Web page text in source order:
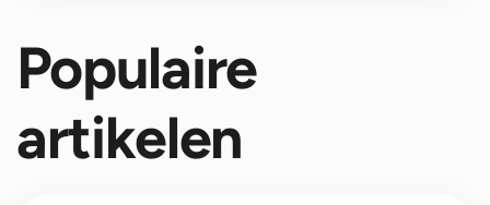
Populaire
artikelen